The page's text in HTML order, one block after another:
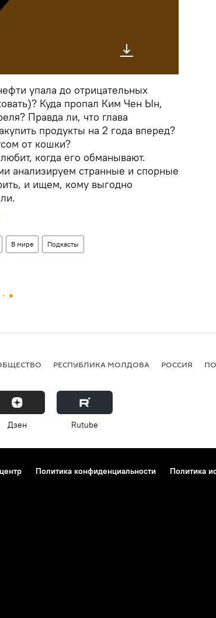
упала до отрицательных
Куда пропал Ким Чен Ын,
Правда ли, что глава
продукты на 2 года вперед?
от кошки?
когда его обманывают.
анализируем странные и спорные
и ищем, кому выгодно
В мире Подкасты
РЕСПУБЛИКА МОЛДОВА РОССИЯ
Дзен Rutube
Политика конфиденциальности
Политика